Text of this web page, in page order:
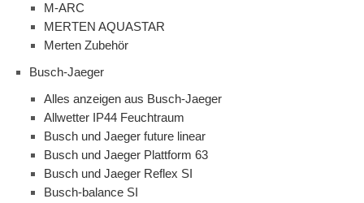
M-ARC
MERTEN AQUASTAR
Merten Zubehör
Busch-Jaeger
Alles anzeigen aus Busch-Jaeger
Allwetter IP44 Feuchtraum
Busch und Jaeger future linear
Busch und Jaeger Plattform 63
Busch und Jaeger Reflex SI
Busch-balance SI